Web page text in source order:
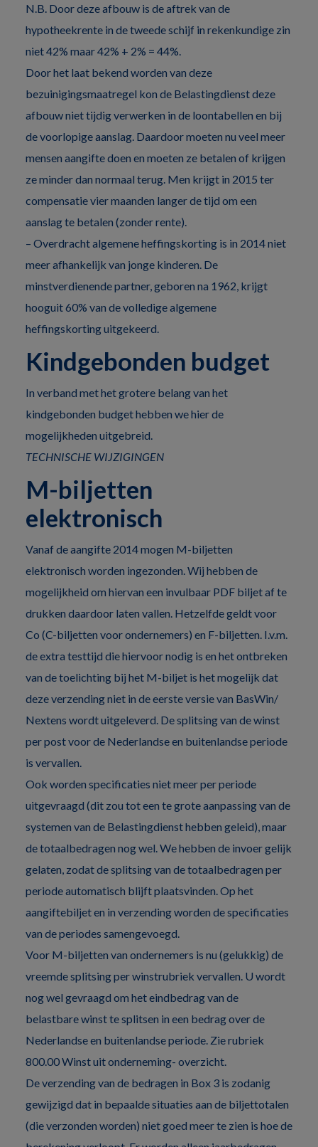
N.B. Door deze afbouw is de aftrek van de
hypotheekrente in de tweede schijf in rekenkundige zin
niet 42% maar 42% + 2% = 44%.
Door het laat bekend worden van deze
bezuinigingsmaatregel kon de Belastingdienst deze
afbouw niet tijdig verwerken in de loontabellen en bij
de voorlopige aanslag. Daardoor moeten nu veel meer
mensen aangifte doen en moeten ze betalen of krijgen
ze minder dan normaal terug. Men krijgt in 2015 ter
compensatie vier maanden langer de tijd om een
aanslag te betalen (zonder rente).
– Overdracht algemene heffingskorting is in 2014 niet
meer afhankelijk van jonge kinderen. De
minstverdienende partner, geboren na 1962, krijgt
hooguit 60% van de volledige algemene
heffingskorting uitgekeerd.
Kindgebonden budget
In verband met het grotere belang van het
kindgebonden budget hebben we hier de
mogelijkheden uitgebreid.
TECHNISCHE WIJZIGINGEN
M-biljetten
elektronisch
Vanaf de aangifte 2014 mogen M-biljetten
elektronisch worden ingezonden. Wij hebben de
mogelijkheid om hiervan een invulbaar PDF biljet af te
drukken daardoor laten vallen. Hetzelfde geldt voor
Co (C-biljetten voor ondernemers) en F-biljetten. I.v.m.
de extra testtijd die hiervoor nodig is en het ontbreken
van de toelichting bij het M-biljet is het mogelijk dat
deze verzending niet in de eerste versie van BasWin/
Nextens wordt uitgeleverd. De splitsing van de winst
per post voor de Nederlandse en buitenlandse periode
is vervallen.
Ook worden specificaties niet meer per periode
uitgevraagd (dit zou tot een te grote aanpassing van de
systemen van de Belastingdienst hebben geleid), maar
de totaalbedragen nog wel. We hebben de invoer gelijk
gelaten, zodat de splitsing van de totaalbedragen per
periode automatisch blijft plaatsvinden. Op het
aangiftebiljet en in verzending worden de specificaties
van de periodes samengevoegd.
Voor M-biljetten van ondernemers is nu (gelukkig) de
vreemde splitsing per winstrubriek vervallen. U wordt
nog wel gevraagd om het eindbedrag van de
belastbare winst te splitsen in een bedrag over de
Nederlandse en buitenlandse periode. Zie rubriek
800.00 Winst uit onderneming- overzicht.
De verzending van de bedragen in Box 3 is zodanig
gewijzigd dat in bepaalde situaties aan de biljettotalen
(die verzonden worden) niet goed meer te zien is hoe de